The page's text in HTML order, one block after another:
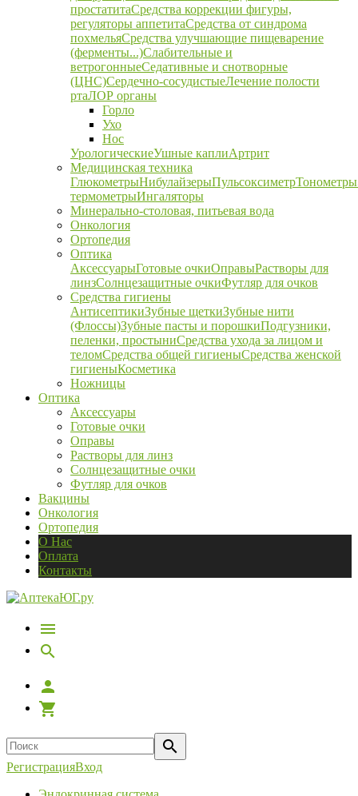
простатитаСредства коррекции фигуры,
регуляторы аппетитаСредства от синдрома
похмельяСредства улучшающие пищеварение
(ферменты...)Слабительные и
ветрогонныеСедативные и снотворные
(ЦНС)Сердечно-сосудистыеЛечение полости
ртаЛОР органы
Горло
Ухо
Нос
УрологическиеУшные каплиАртрит
Медицинская техника
ГлюкометрыНибулайзерыПульсоксиметрТонометры
термометрыИнгаляторы
Минерально-столовая, питьевая вода
Онкология
Ортопедия
Оптика
АксессуарыГотовые очкиОправыРастворы для
линзСолнцезащитные очкиФутляр для очков
Средства гигиены
АнтисептикиЗубные щеткиЗубные нити
(Флоссы)Зубные пасты и порошкиПодгузники,
пеленки, простыниСредства ухода за лицом и
теломСредства общей гигиеныСредства женской
гигиеныКосметика
Ножницы
Оптика
Аксессуары
Готовые очки
Оправы
Растворы для линз
Солнцезащитные очки
Футляр для очков
Вакцины
Онкология
Ортопедия
О Нас
Оплата
Контакты
РегистрацияВход